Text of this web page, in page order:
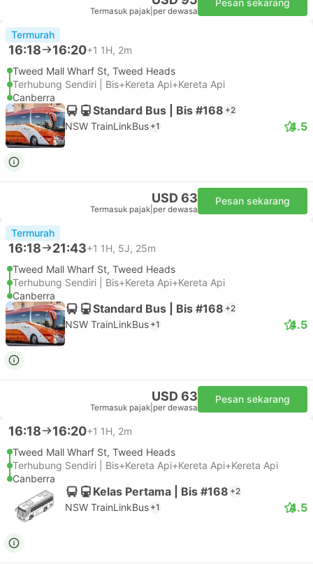
Termasuk pajak per dewasa
Pesan sekarang
Termurah
16:18 16:20+1 1H, 2m
Tweed Mall Wharf St, Tweed Heads
Terhubung Sendiri | Bis+Kereta Api+Kereta Api
Canberra
Standard Bus | Bis #168 +2
NSW TrainLinkBus +1 4.5
USD 63
Termasuk pajak per dewasa
Pesan sekarang
Termurah
16:18 21:43+1 1H, 5J, 25m
Tweed Mall Wharf St, Tweed Heads
Terhubung Sendiri | Bis+Kereta Api+Kereta Api
Canberra
Standard Bus | Bis #168 +2
NSW TrainLinkBus +1 4.5
USD 63
Termasuk pajak per dewasa
Pesan sekarang
16:18 16:20+1 1H, 2m
Tweed Mall Wharf St, Tweed Heads
Terhubung Sendiri | Bis+Kereta Api+Kereta Api+Kereta Api
Canberra
Kelas Pertama | Bis #168 +2
NSW TrainLinkBus +1 4.5